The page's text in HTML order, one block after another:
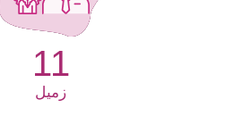
11
زميل